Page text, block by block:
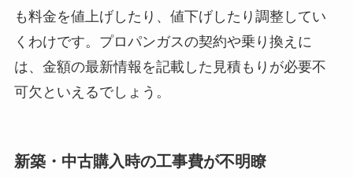
も料金を値上げしたり、値下げしたり調整してい
くわけです。プロパンガスの契約や乗り換えに
は、金額の最新情報を記載した見積もりが必要不
可欠といえるでしょう。
新築・中古購入時の工事費が不明瞭